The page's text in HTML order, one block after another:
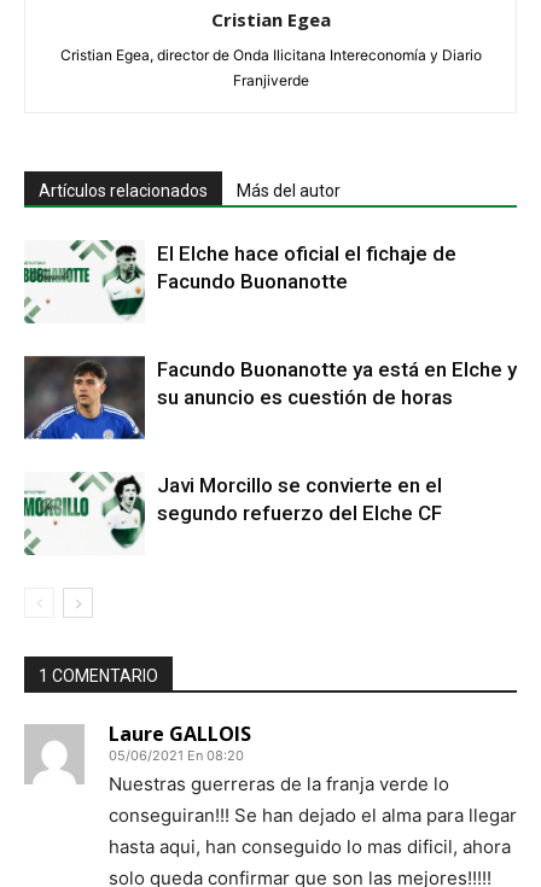
Cristian Egea
Cristian Egea, director de Onda Ilicitana Intereconomía y Diario
Franjiverde
Artículos relacionados Más del autor
El Elche hace oficial el fichaje de
Facundo Buonanotte
Facundo Buonanotte ya está en Elche y
su anuncio es cuestión de horas
Javi Morcillo se convierte en el
segundo refuerzo del Elche CF
1 COMENTARIO
Laure GALLOIS
05/06/2021 En 08:20
Nuestras guerreras de la franja verde lo
conseguiran!!! Se han dejado el alma para llegar
hasta aqui, han conseguido lo mas dificil, ahora
solo queda confirmar que son las mejores!!!!!